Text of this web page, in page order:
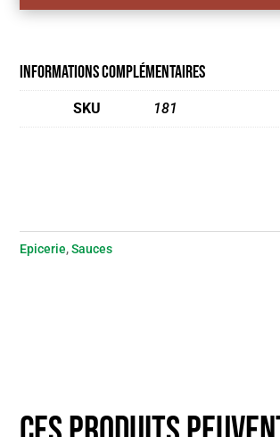
Informations complémentaires
SKU 181
Epicerie,Sauces